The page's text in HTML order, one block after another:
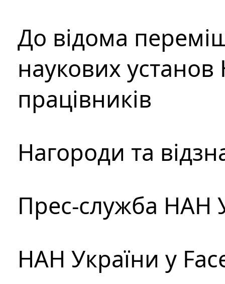
До відома
наукових установ
працівників
Нагороди та
Прес-служба НАН
НАН України у